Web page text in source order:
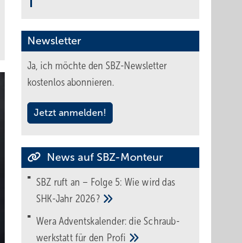
Newsletter
Ja, ich möchte den SBZ-Newsletter
kostenlos abonnieren.
Jetzt anmelden!
News auf SBZ-Monteur
SBZ ruft an – Folge 5: Wie wird das
SHK-Jahr 2026?
Wera Adventskalender: die Schraub­
werk­statt für den Pro­fi